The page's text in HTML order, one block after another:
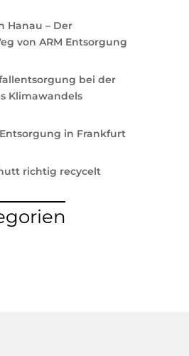
Hanau – Der
von ARM Entsorgung
bei der
Klimawandels
in Frankfurt
richtig recycelt